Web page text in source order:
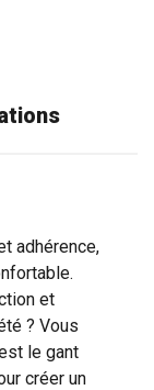
adhérence,
et
? Vous
le gant
créer un